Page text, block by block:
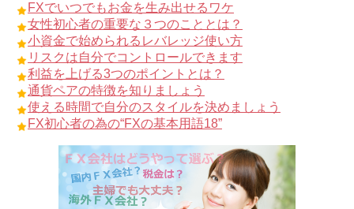
FXでいつでもお金を生み出せるワケ
女性初心者の重要な３つのこととは？
小資金で始められるレバレッジ使い方
リスクは自分でコントロールできます
利益を上げる3つのポイントとは？
通貨ペアの特徴を知りましょう
使える時間で自分のスタイルを決めましょう
FX初心者の為の“FXの基本用語18”